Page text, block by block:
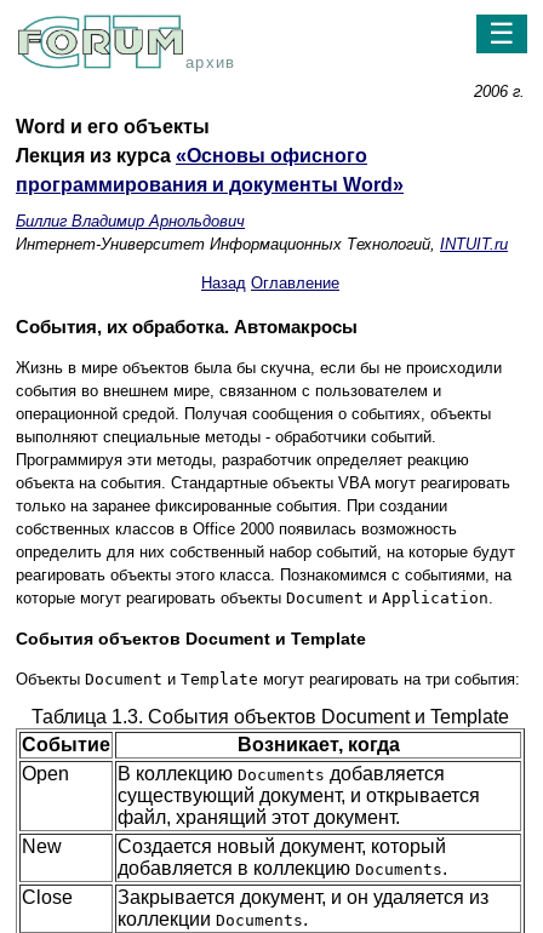
архив
☰
2006 г.
Word и его объекты
Лекция из курса «Основы офисного
программирования и документы Word»
Биллиг Владимир Арнольдович
Интернет-Университет Информационных Технологий, INTUIT.ru
Назад Оглавление
События, их обработка. Автомакросы
Жизнь в мире объектов была бы скучна, если бы не происходили
события во внешнем мире, связанном с пользователем и
операционной средой. Получая сообщения о событиях, объекты
выполняют специальные методы - обработчики событий.
Программируя эти методы, разработчик определяет реакцию
объекта на события. Стандартные объекты VBA могут реагировать
только на заранее фиксированные события. При создании
собственных классов в Office 2000 появилась возможность
определить для них собственный набор событий, на которые будут
реагировать объекты этого класса. Познакомимся с событиями, на
которые могут реагировать объекты Document и Application.
События объектов Document и Template
Объекты Document и Template могут реагировать на три события:
Таблица 1.3. События объектов Document и Template
Событие
Возникает, когда
Open
В коллекцию Documents добавляется
существующий документ, и открывается
файл, хранящий этот документ.
New
Создается новый документ, который
добавляется в коллекцию Documents.
Close
Закрывается документ, и он удаляется из
коллекции Documents.